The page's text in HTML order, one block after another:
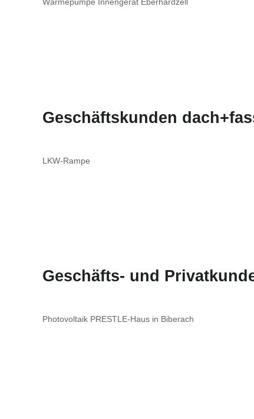
Wärmepumpe Innengerät Eberhardzell
Geschäftskunden
LKW-Rampe
Geschäfts- und
Photovoltaik PRESTLE-Haus in Biberach